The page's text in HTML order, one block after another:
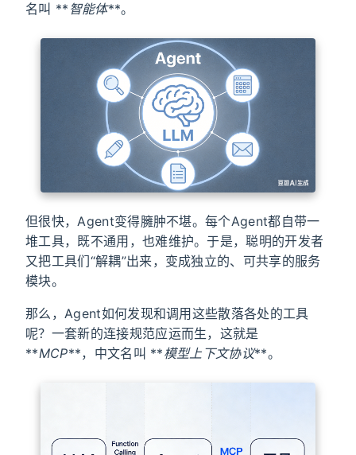
名叫 ** 智能体**。
但很快，Agent变得臃肿不堪。每个Agent都自带一
堆工具，既不通用，也难维护。于是，聪明的开发者
又把工具们“解耦”出来，变成独立的、可共享的服务
模块。
那么，Agent如何发现和调用这些散落各处的工具
呢？一套新的连接规范应运而生，这就是
**MCP**，中文名叫 **模型上下文协议**。